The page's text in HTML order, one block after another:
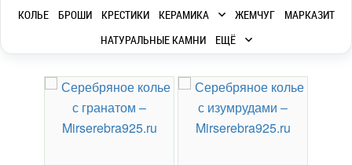
КОЛЬЕ
БРОШИ КРЕСТИКИ КЕРАМИКА ЖЕМЧУГ
МАРКАЗИТ
НАТУРАЛЬНЫЕ КАМНИ
ЕЩЁ